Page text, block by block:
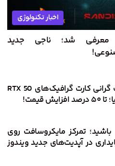
اخبار تکنولوژی
استاندارد حافظه HBF معرفی شد؛ ناجی جدید
موج عجیب گرانی کارت گرافیک‌های RTX 50
قیمت!
باشید؛ تمرکز مایکروسافت روی
در آپدیت‌های جدید ویندوز